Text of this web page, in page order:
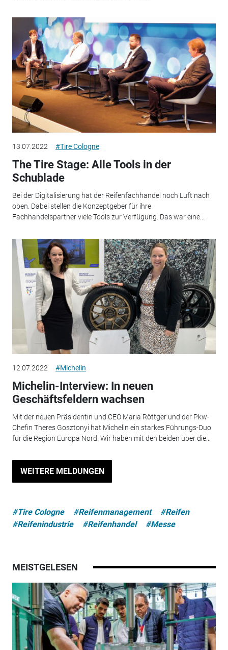
13.07.2022 #Tire Cologne
The Tire Stage: Alle Tools in der
Schublade
Bei der Digitalisierung hat der Reifenfachhandel noch Luft nach
oben. Dabei stellen die Konzeptgeber für ihre
Fachhandelspartner viele Tools zur Verfügung. Das war eine...
12.07.2022 #Michelin
Michelin-Interview: In neuen
Geschäftsfeldern wachsen
Mit der neuen Präsidentin und CEO Maria Röttger und der Pkw-
Chefin Theres Gosztonyi hat Michelin ein starkes Führungs-Duo
für die Region Europa Nord. Wir haben mit den beiden über die...
WEITERE MELDUNGEN
#Tire Cologne #Reifenmanagement
#Reifen
#Reifenindustrie
#Reifenhandel #Messe
MEISTGELESEN